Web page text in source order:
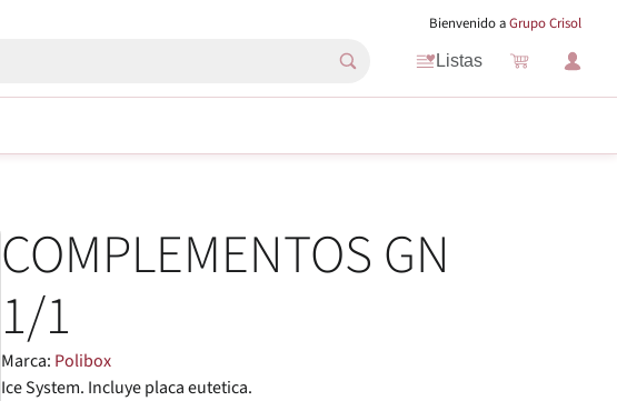
Bienvenido aGrupo Crisol
Listas
COMPLEMENTOS GN
1/1
Marca: Polibox
Ice System. Incluye placa eutetica.